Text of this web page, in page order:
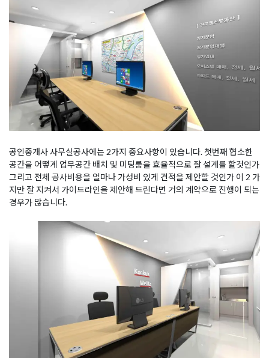
공인중개사 사무실공사에는 2가지 중요사항이 있습니다. 첫번째 협소한
공간을 어떻게 업무공간 배치 및 미팅룸을 효율적으로 잘 설계를 할것인가
그리고 전체 공사비용을 얼마나 가성비 있게 견적을 제안할 것인가 이 2 가
지만 잘 지켜서 가이드라인을 제안해 드린다면 거의 계약으로 진행이 되는
경우가 많습니다.